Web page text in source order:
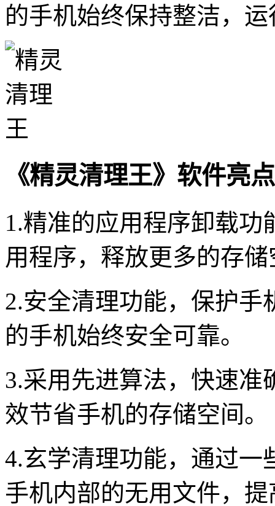
的手机始终保持整洁，
《精灵清理王》软件亮
1.精准的应用程序卸载
用程序，释放更多的存
2.安全清理功能，保护
的手机始终安全可靠。
3.采用先进算法，快速
效节省手机的存储空间。
4.玄学清理功能，通过一
手机内部的无用文件，